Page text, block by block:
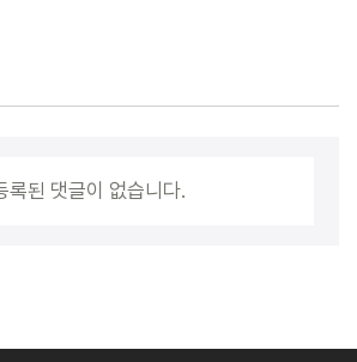
록된 댓글이 없습니다.